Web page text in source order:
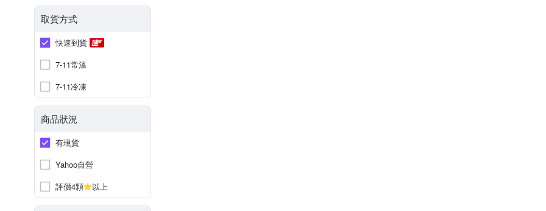
取貨方式
快速到貨
7-11常溫
7-11冷凍
商品狀況
有現貨
Yahoo自營
評價4顆
以上